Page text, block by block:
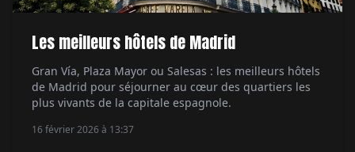
Les meilleurs hôtels de Madrid
Gran Vía, Plaza Mayor ou Salesas : les meilleurs hôtels
de Madrid pour séjourner au cœur des quartiers les
plus vivants de la capitale espagnole.
16 février 2026 à 13:37